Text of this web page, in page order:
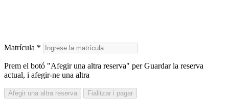
Matrícula *
Prem el botó "Afegir una altra reserva" per Guardar la reserva
actual, i afegir-ne una altra
Afegir una altra reserva Fialitzar i pagar